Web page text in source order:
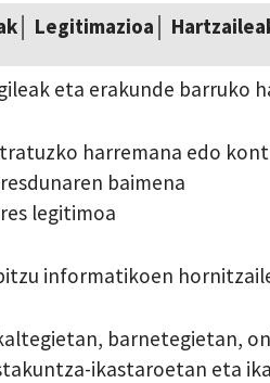
Legitimazioa│
eta erakunde barruko
harremana edo
baimena
legitimoa
informatikoen
barnetegietan,
ikastaroetan eta